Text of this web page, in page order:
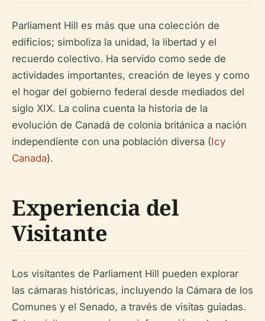
Parliament Hill es más que una colección de
edificios; simboliza la unidad, la libertad y el
recuerdo colectivo. Ha servido como sede de
actividades importantes, creación de leyes y como
el hogar del gobierno federal desde mediados del
siglo XIX. La colina cuenta la historia de la
evolución de Canadá de colonia británica a nación
independiente con una población diversa (Icy
Canada).
Experiencia del
Visitante
Los visitantes de Parliament Hill pueden explorar
las cámaras históricas, incluyendo la Cámara de los
Comunes y el Senado, a través de visitas guiadas.